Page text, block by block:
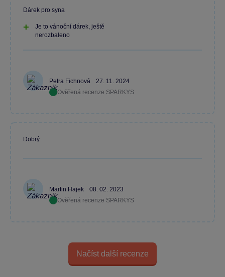
Petra Fichnová
27. 11. 2024
Ověřená recenze SPARKYS
Dárek pro syna
Je to vánoční dárek, ještě
nerozbaleno
Martin Hajek
08. 02. 2023
Ověřená recenze SPARKYS
Dobrý
Načíst další recenze